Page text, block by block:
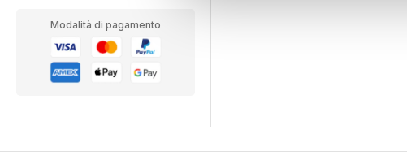
Modalità di pagamento